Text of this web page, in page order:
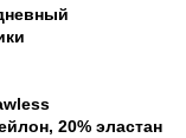
20% эластан